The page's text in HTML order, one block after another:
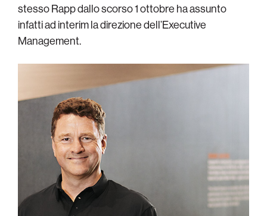
stesso Rapp dallo scorso 1 ottobre ha assunto
infatti ad interim la direzione dell’Executive
Management.